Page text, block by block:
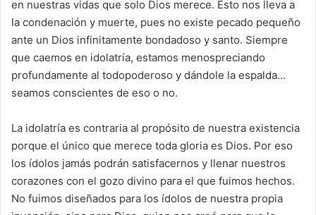
en nuestras vidas que solo Dios merece. Esto nos lleva a
la condenación y muerte, pues no existe pecado pequeño
ante un Dios infinitamente bondadoso y santo. Siempre
que caemos en idolatría, estamos menospreciando
profundamente al todopoderoso y dándole la espalda…
seamos conscientes de eso o no.
La idolatría es contraria al propósito de nuestra existencia
porque el único que merece toda gloria es Dios. Por eso
los ídolos jamás podrán satisfacernos y llenar nuestros
corazones con el gozo divino para el que fuimos hechos.
No fuimos diseñados para los ídolos de nuestra propia